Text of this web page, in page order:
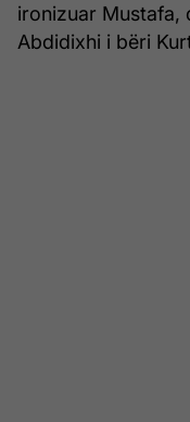
ironizuar Mustafa,
Abdidixhi i bëri